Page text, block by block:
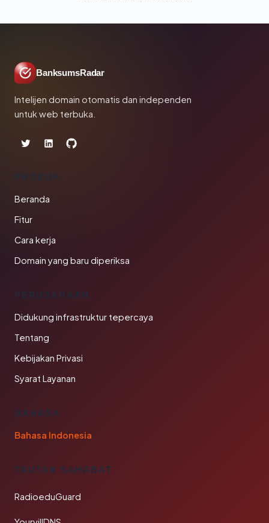
BanksumsRadar
Intelijen domain otomatis dan independen
untuk web terbuka.
PRODUK
Beranda
Fitur
Cara kerja
Domain yang baru diperiksa
PERUSAHAAN
Didukung infrastruktur tepercaya
Tentang
Kebijakan Privasi
Syarat Layanan
BAHASA
Bahasa Indonesia
TAUTAN SAHABAT
RadioeduGuard